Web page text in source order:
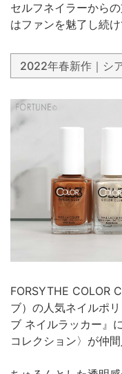
セルフネイラーから
はファンを魅了し続け
2022年春新作｜シ
FORSYTHE COLOR
ブ）の人気ネイルポ
ブ ネイルラッカー』
コレクション〉が仲間